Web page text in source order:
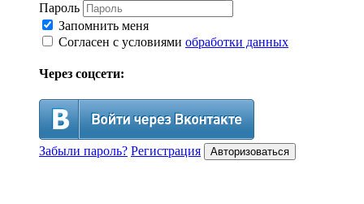
Пароль
Запомнить меня
Согласен с условиями обработки данных
Через соцсети:
Забыли пароль? Регистрация Авторизоваться